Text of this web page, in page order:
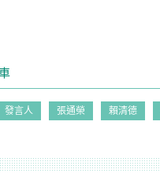
發言人 張通榮 賴清德